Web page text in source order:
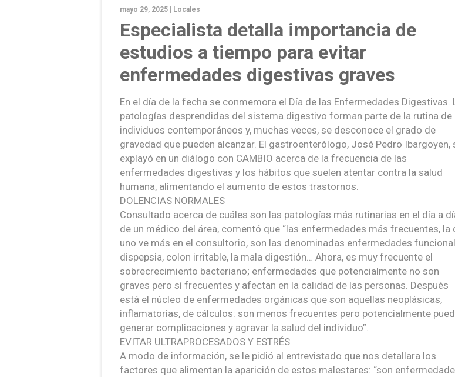
mayo 29, 2025 | Locales
Especialista detalla importancia de
estudios a tiempo para evitar
enfermedades digestivas graves
En el día de la fecha se conmemora el Día de las Enfermedades Digestivas.
patologías desprendidas del sistema digestivo forman parte de la rutina de
individuos contemporáneos y, muchas veces, se desconoce el grado de
gravedad que pueden alcanzar. El gastroenterólogo, José Pedro Ibargoyen,
explayó en un diálogo con CAMBIO acerca de la frecuencia de las
enfermedades digestivas y los hábitos que suelen atentar contra la salud
humana, alimentando el aumento de estos trastornos.
DOLENCIAS NORMALES
Consultado acerca de cuáles son las patologías más rutinarias en el día a
de un médico del área, comentó que “las enfermedades más frecuentes, la
uno ve más en el consultorio, son las denominadas enfermedades
dispepsia, colon irritable, la mala digestión… Ahora, es muy frecuente el
sobrecrecimiento bacteriano; enfermedades que potencialmente no son
graves pero sí frecuentes y afectan en la calidad de las personas. Después
está el núcleo de enfermedades orgánicas que son aquellas neoplásicas,
inflamatorias, de cálculos: son menos frecuentes pero potencialmente
generar complicaciones y agravar la salud del individuo”.
EVITAR ULTRAPROCESADOS Y ESTRÉS
A modo de información, se le pidió al entrevistado que nos detallara los
factores que alimentan la aparición de estos malestares: “son